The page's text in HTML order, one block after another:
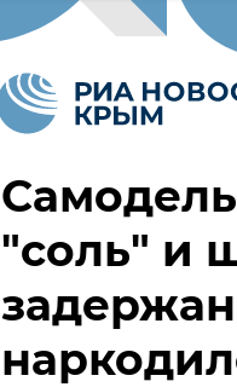
"соль" и